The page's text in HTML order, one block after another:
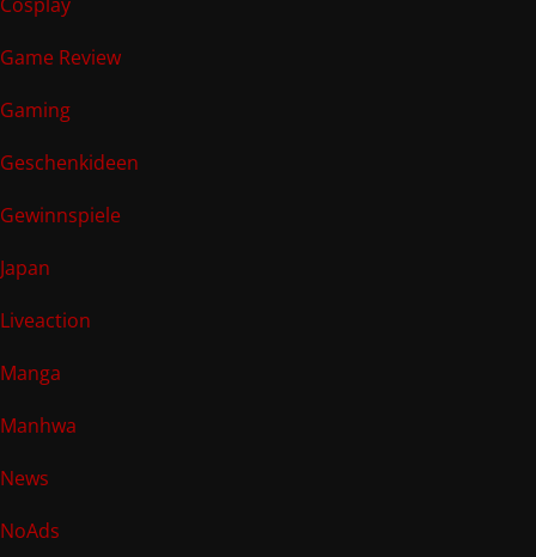
Game Review
Gaming
Geschenkideen
Gewinnspiele
Japan
Liveaction
Manga
Manhwa
News
NoAds